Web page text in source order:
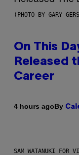
(PHOTO BY GARY
On This
Released
Career
4 hours agoBy
SAM WATANUKI FOR